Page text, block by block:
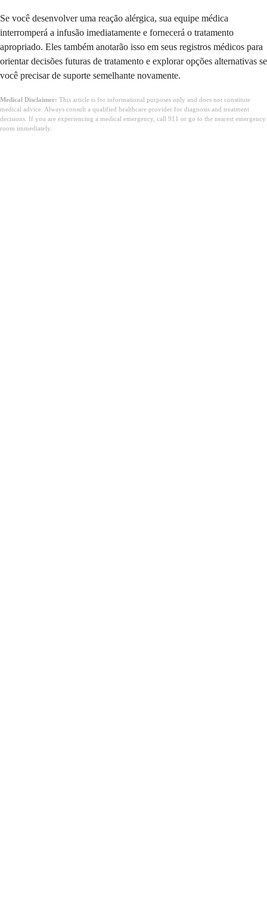
Se você desenvolver uma reação alérgica, sua equipe médica
interromperá a infusão imediatamente e fornecerá o tratamento
apropriado. Eles também anotarão isso em seus registros médicos para
orientar decisões futuras de tratamento e explorar opções alternativas se
você precisar de suporte semelhante novamente.
Medical Disclaimer: This article is for informational purposes only and does not constitute
medical advice. Always consult a qualified healthcare provider for diagnosis and treatment
decisions. If you are experiencing a medical emergency, call 911 or go to the nearest emergency
room immediately.